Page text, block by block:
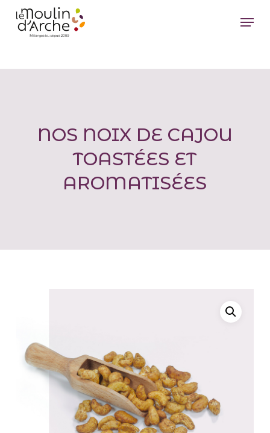
Passer
contenu
Menu
NOS NOIX DE CAJOU
TOASTÉES ET
AROMATISÉES
menu